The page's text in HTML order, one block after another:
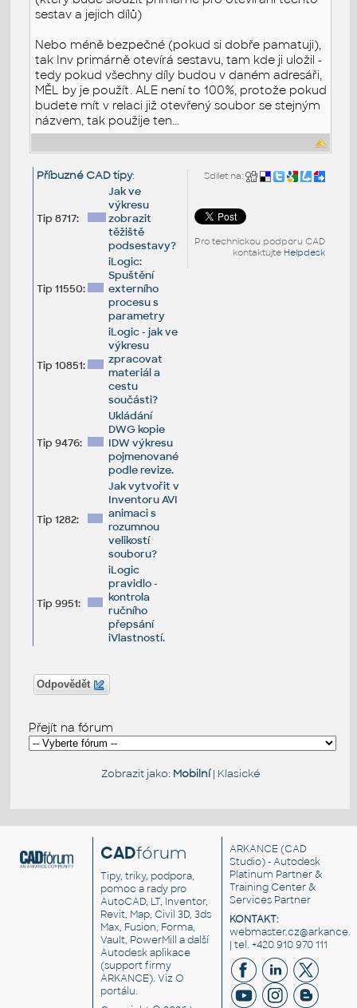
sestav a jejich dílů)
Nebo méně bezpečné (pokud si dobře pamatuji),
tak Inv primárně otevírá sestavu, tam kde ji uložil -
tedy pokud všechny díly budou v daném adresáři,
MĚL by je použít. ALE není to 100%, protože pokud
budete mít v relaci již otevřený soubor se stejným
názvem, tak použije ten...
Sdílet na:
Pro technickou podporu CAD
kontaktujte Helpdesk
Příbuzné CAD tipy:
Tip 8717:
Jak ve
výkresu
zobrazit
těžiště
podsestavy?
Tip 11550:
iLogic:
Spuštění
externího
procesu s
parametry
Tip 10851:
iLogic - jak ve
výkresu
zpracovat
materiál a
cestu
součásti?
Tip 9476:
Ukládání
DWG kopie
IDW výkresu
pojmenované
podle revize.
Tip 1282:
Jak vytvořit v
Inventoru AVI
animaci s
rozumnou
velikostí
souboru?
Tip 9951:
iLogic
pravidlo -
kontrola
ručního
přepsání
iVlastností.
Odpovědět
Přejít na fórum
Zobrazit jako: Mobilní| Klasické
CADfórum
Tipy, triky, podpora,
pomoc a rady pro
AutoCAD, LT, Inventor,
Revit, Map, Civil 3D, 3ds
Max, Fusion, Forma,
Vault, PowerMill a další
Autodesk aplikace
(support firmy
ARKANCE). VizO
portálu.
ARKANCE (CAD
Studio) - Autodesk
Platinum Partner &
Training Center &
Services Partner
KONTAKT:
| tel. +420 910 970 111